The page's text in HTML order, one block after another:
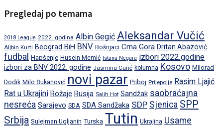
Pregledaj po temama
2018 League 2022. godina Albin Gegić Aleksandar Vučić
Aljbin Kurti Beograd BiH BNV Bošnjaci Crna Gora Dritan Abazović
fudbal Hapšenje Husein Memić Istana Negara izbori 2022.godine
izbori za BNV 2022. godine Jasmina Curić kolumna Kosovo Milorad
Dodik Milo Đukanović novi pazar Priboj Prijepolje Rasim Ljajić
Rat u Ukrajini Rožaje Rusija Salih Hot Sandžak saobraćajna
nesreća Sarajevo SDA SDA Sandžaka SDP Sjenica SPP
Srbija Sulejman Ugljanin Turska Tutin Ukrajina Usame